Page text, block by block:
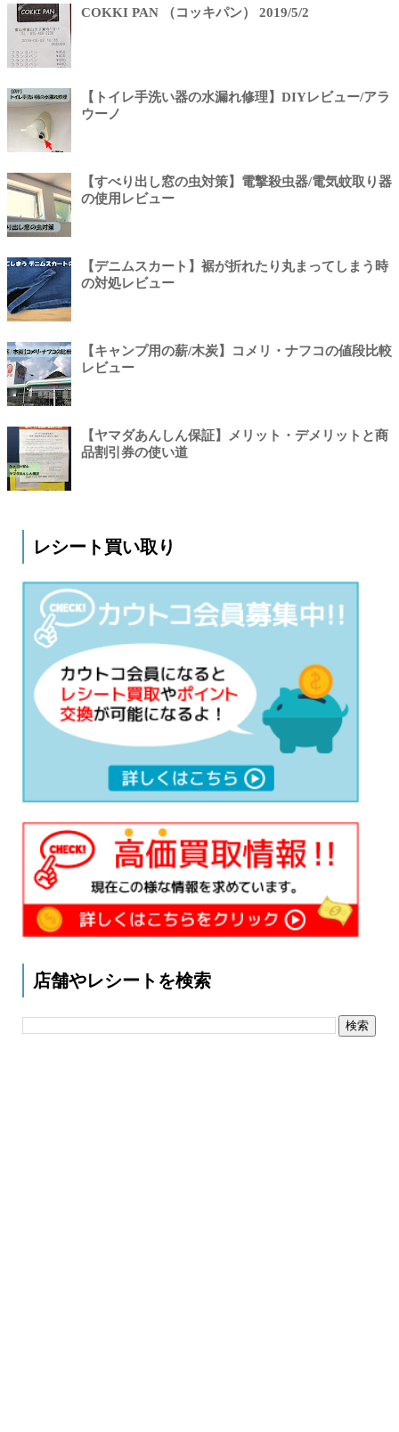
COKKI PAN （コッキパン） 2019/5/2
【トイレ手洗い器の水漏れ修理】DIYレビュー/アラ
ウーノ
【すべり出し窓の虫対策】電撃殺虫器/電気蚊取り器
の使用レビュー
【デニムスカート】裾が折れたり丸まってしまう時
の対処レビュー
【キャンプ用の薪/木炭】コメリ・ナフコの値段比較
レビュー
【ヤマダあんしん保証】メリット・デメリットと商
品割引券の使い道
レシート買い取り
店舗やレシートを検索